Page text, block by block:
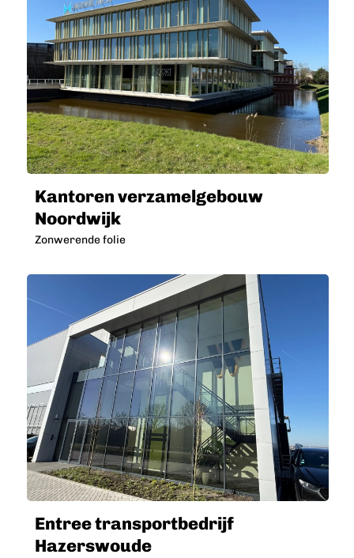
Kantoren verzamelgebouw
Noordwijk
Zonwerende folie
Entree transportbedrijf
Hazerswoude